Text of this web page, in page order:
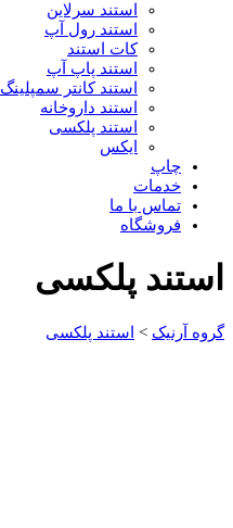
استند سرلاین
استند رول آپ
کات استند
استند پاپ آپ
استند کانتر سمپلینگ
استند داروخانه
استند پلکسی
ایکس
چاپ
خدمات
تماس با ما
فروشگاه
استند پلکسی
گروه آرنیک > استند پلکسی